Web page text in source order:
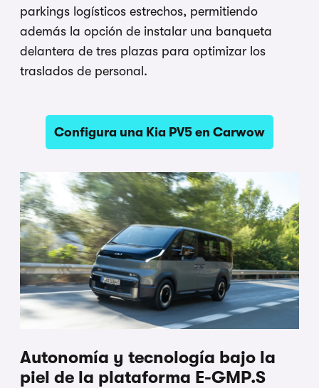
parkings logísticos estrechos, permitiendo
además la opción de instalar una banqueta
delantera de tres plazas para optimizar los
traslados de personal.
Configura una Kia PV5 en Carwow
Autonomía y tecnología bajo la
piel de la plataforma E-GMP.S